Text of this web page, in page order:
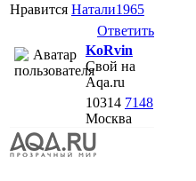
Нравится Натали1965
Ответить
KoRvin
Свой на
Aqa.ru
10314 7148
Москва